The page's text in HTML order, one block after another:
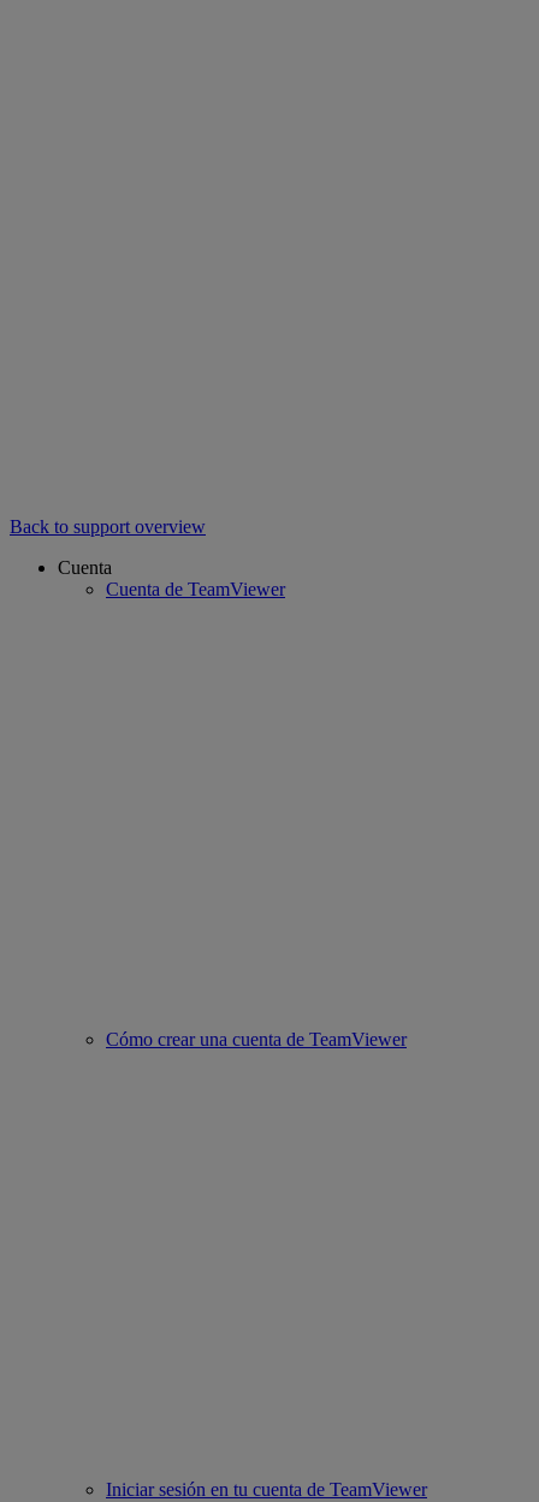
Back to support overview
Cuenta
Cuenta de TeamViewer
Cómo crear una cuenta de TeamViewer
Iniciar sesión en tu cuenta de TeamViewer